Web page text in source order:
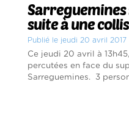
Sarreguemines
suite à une
Publié le jeudi 20 avril 2017
Ce jeudi 20 avril à
percutées en face du
Sarreguemines. 3